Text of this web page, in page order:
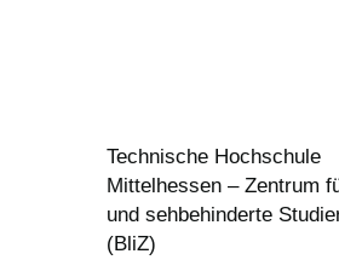
Technische Hochschule
Mittelhessen – Zentrum
und sehbehinderte
(BliZ)